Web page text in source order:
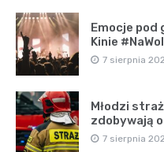
Emocje pod
Kinie
7 sierpnia
Młodzi
zdobywają
7 sierpnia